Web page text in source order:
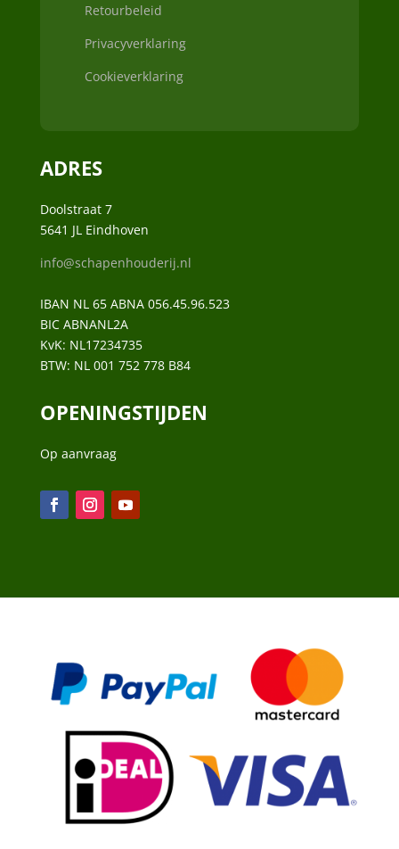
Retourbeleid
Privacyverklaring
Cookieverklaring
ADRES
Doolstraat 7
5641 JL Eindhoven
info@schapenhouderij.nl
IBAN NL 65 ABNA 056.45.96.523
BIC ABNANL2A
KvK: NL17234735
BTW: NL 001 752 778 B84
OPENINGSTIJDEN
Op aanvraag